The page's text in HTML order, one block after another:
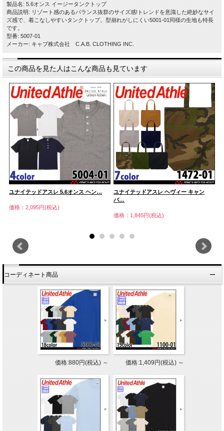
製品名: 5.6オンス イージータンクトップ
商品説明: リゾート感のあるバランス抜群のサイズ感!トレンドを意識した絶妙なサイ
ズ感で、着こなしやすいタンクトップ。型崩れがしにくい5001-01同様の生地も特長
です。
型番: 5007-01
メーカー: キャブ株式会社 C.A.B. CLOTHING INC.
この商品を見た人はこんな商品も見ています
ユナイテッドアスレ 5.6オンス ヘン…
価格：2,095円(税込)
ユナイテッドアスレ ヘヴィー キャン
バ…
価格：1,845円(税込)
コーディネート商品
価格:880円(税込)～ 価格:1,409円(税込)～